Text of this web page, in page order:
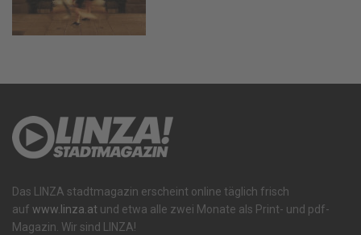
Das LINZA stadtmagazin erscheint online täglich frisch
auf www.linza.at und etwa alle zwei Monate als Print- und pdf-
Magazin. Wir sind LINZA!